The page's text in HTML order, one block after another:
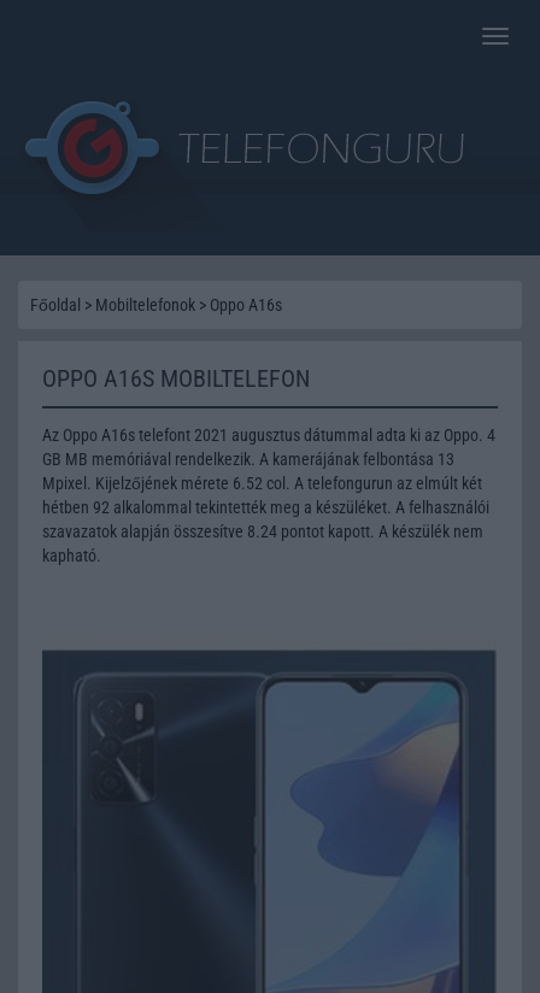
Toggle
Főoldal > Mobiltelefonok > Oppo A16s
OPPO A16S MOBILTELEFON
Az Oppo A16s telefont 2021 augusztus dátummal adta ki az Oppo. 4
GB MB memóriával rendelkezik. A kamerájának felbontása 13
Mpixel. Kijelzőjének mérete 6.52 col. A telefongurun az elmúlt két
hétben 92 alkalommal tekintették meg a készüléket. A felhasználói
szavazatok alapján összesítve 8.24 pontot kapott. A készülék nem
kapható.